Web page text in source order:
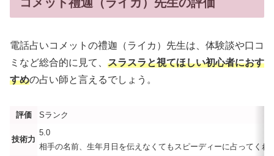
電話占いコメットの禮迦（ライカ）先生は、体験談や口コ
ミなど総合的に見て、 スラスラと視てほしい初心者におす
すめの占い師と言えるでしょう。
評価 Sランク
技術力
5.0
相手の名前、生年月日を伝えなくてもスピーディーに占ってくれ